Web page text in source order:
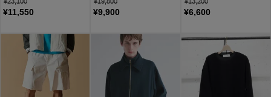
¥11,550 ¥9,900 ¥6,600